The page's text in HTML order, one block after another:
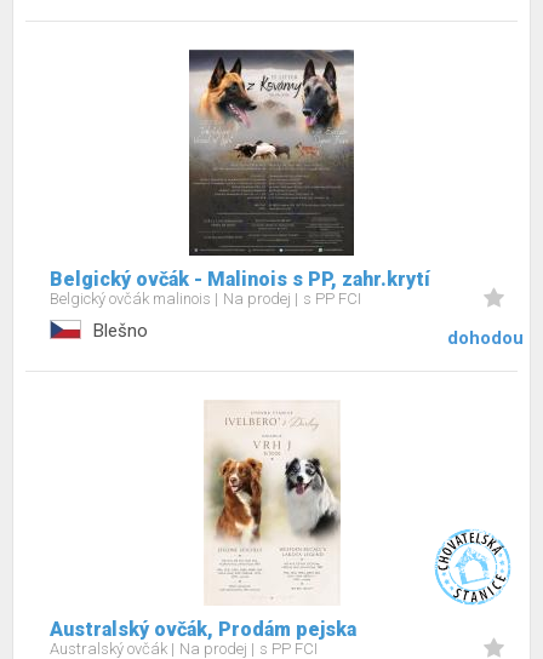
Belgický ovčák - Malinois s PP, zahr.krytí
Belgický ovčák malinois Na prodej s PP FCI
Blešno dohodou
Australský ovčák, Prodám pejska
Australský ovčák Na prodej s PP FCI